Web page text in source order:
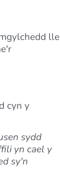
lle
cyn y
sydd
yn cael y
sy'n